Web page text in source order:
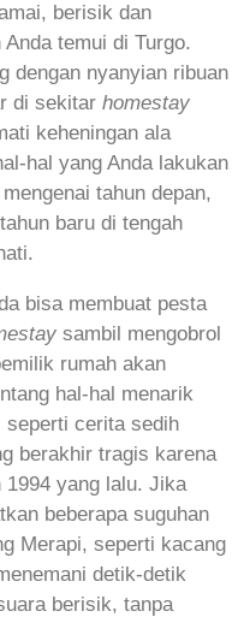
berisik dan
temui di Turgo.
dengan nyanyian ribuan
di sekitar homestay
keheningan ala
hal yang Anda lakukan
tahun depan,
baru di tengah
bisa membuat pesta
sambil mengobrol
rumah akan
hal-hal menarik
seperti cerita sedih
berakhir tragis karena
1994 yang lalu. Jika
beberapa suguhan
Merapi, seperti kacang
detik-detik
berisik, tanpa